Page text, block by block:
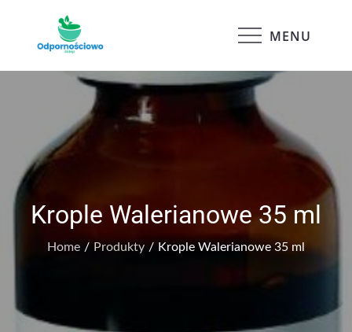
Odpornościowo MENU
Krople Walerianowe 35 ml
Home Produkty Krople Walerianowe 35 ml